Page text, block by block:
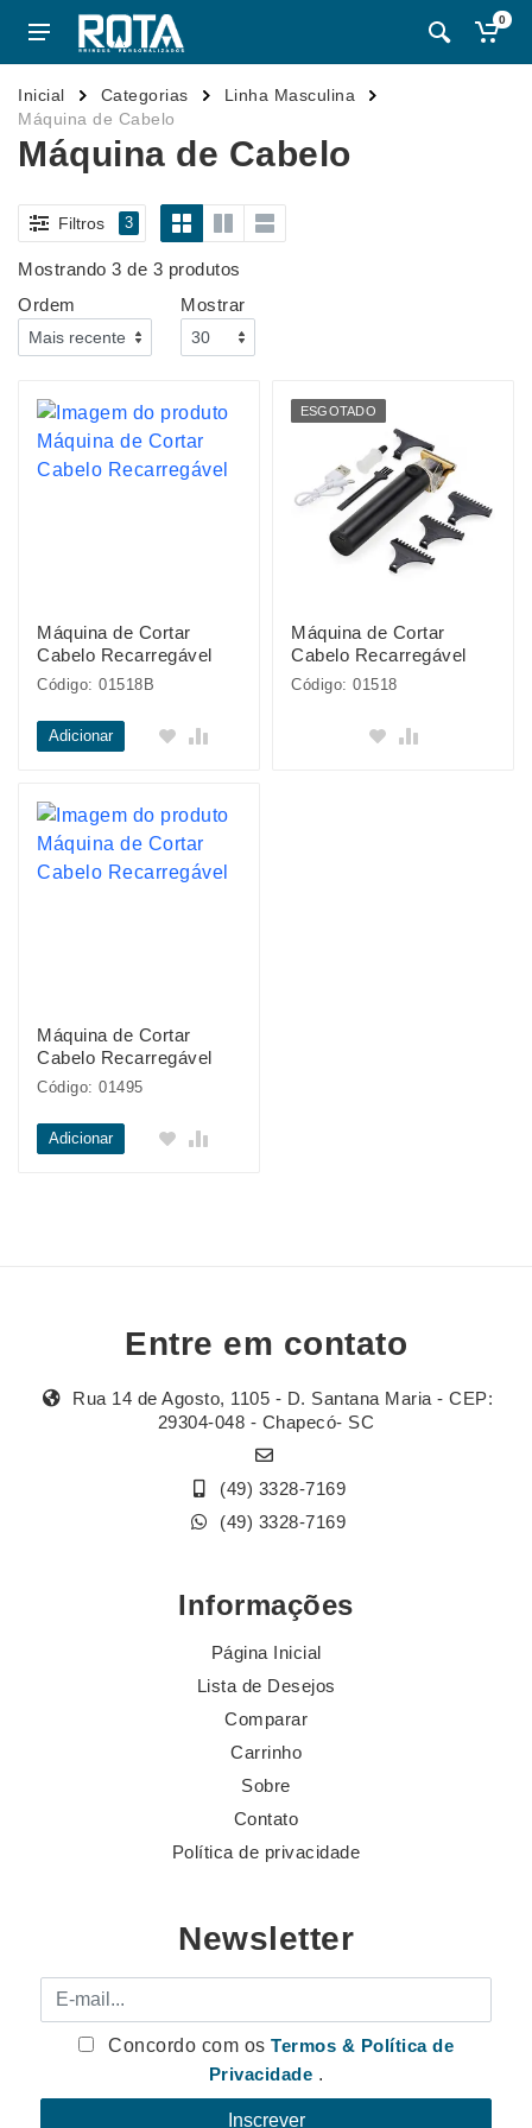
0
Inicial Categorias
Linha Masculina
Máquina de Cabelo
Máquina de Cabelo
Filtros 3
Mostrando 3 de 3 produtos
Ordem
Mostrar
Máquina de Cortar
Cabelo Recarregável
Código: 01518B
Adicionar
ESGOTADO
Máquina de Cortar
Cabelo Recarregável
Código: 01518
Máquina de Cortar
Cabelo Recarregável
Código: 01495
Adicionar
Entre em contato
Rua 14 de Agosto, 1105 - D. Santana Maria - CEP:
29304-048 - Chapecó- SC
(49) 3328-7169
(49) 3328-7169
Informações
Página Inicial
Lista de Desejos
Comparar
Carrinho
Sobre
Contato
Política de privacidade
Newsletter
E-mail
Concordo com osTermos & Política de
Privacidade .